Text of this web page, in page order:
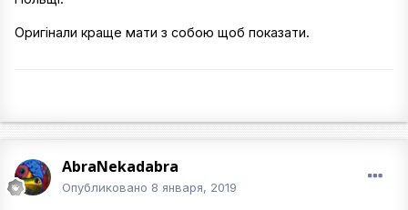
Оригінали краще мати з собою щоб показати.
AbraNekadabra
Опубликовано 8 января, 2019